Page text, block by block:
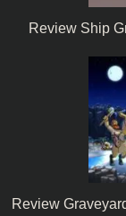
Review Ship
Review